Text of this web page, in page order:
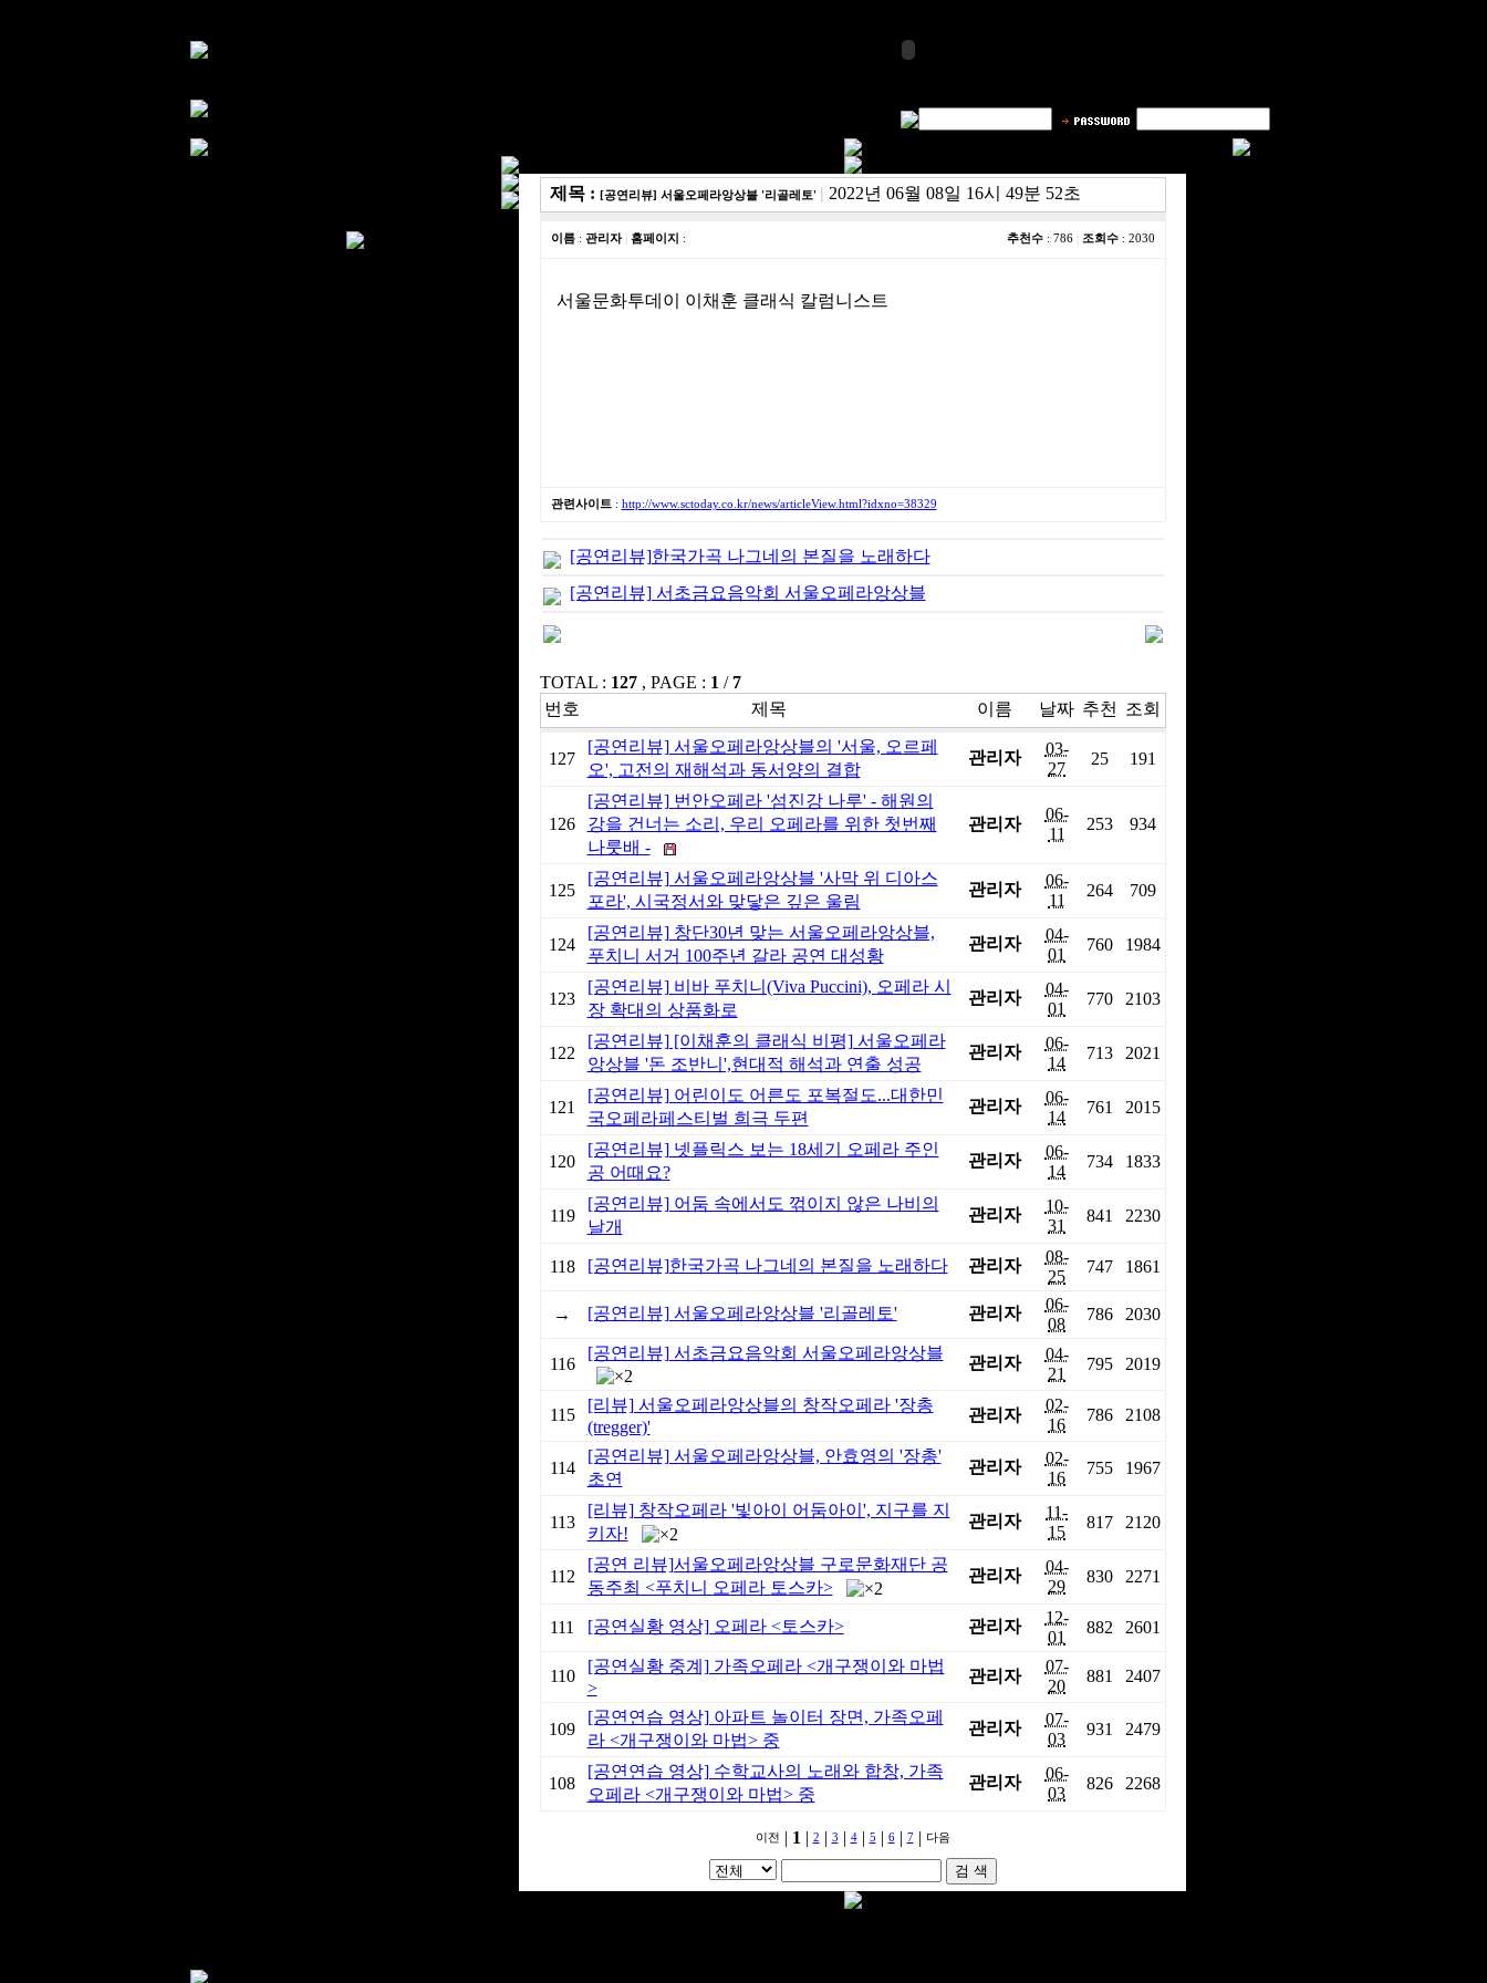
제목 : [공연리뷰] 서울오페라앙상블 '리골레토' | 2022년 06월 08일 16시 49분 52초
이름: 관리자 홈페이지 : 추천수: 786 조회수: 2030
서울문화투데이 이채훈 클래식 칼럼니스트
관련사이트 : http://www.sctoday.co.kr/news/articleView.html?idxno=38329
[공연리뷰]한국가곡 나그네의 본질을 노래하다
[공연리뷰] 서초금요음악회 서울오페라앙상블
TOTAL : 127, PAGE : 1 / 7
번호
제목 이름 날짜 추천 조회
127
[공연리뷰] 서울오페라앙상블의 '서울, 오르페
오', 고전의 재해석과 동서양의 결합
관리자
03-
27
25 191
126
[공연리뷰] 번안오페라 '섬진강 나루' - 해원의
강을 건너는 소리, 우리 오페라를 위한 첫번째
나룻배 -
관리자
06-
11
253 934
125
[공연리뷰] 서울오페라앙상블 '사막 위 디아스
포라', 시국정서와 맞닿은 깊은 울림
관리자
06-
11
264 709
124
[공연리뷰] 창단30년 맞는 서울오페라앙상블,
푸치니 서거 100주년 갈라 공연 대성황
관리자
04-
01
760 1984
123
[공연리뷰] 비바 푸치니(Viva Puccini), 오페라 시
장 확대의 상품화로
관리자
04-
01
770 2103
122
[공연리뷰] [이채훈의 클래식 비평] 서울오페라
앙상블 '돈 조반니',현대적 해석과 연출 성공
관리자
06-
14
713 2021
121
[공연리뷰] 어린이도 어른도 포복절도...대한민
국오페라페스티벌 희극 두편
관리자
06-
14
761 2015
120
[공연리뷰] 넷플릭스 보는 18세기 오페라 주인
공 어때요?
관리자
06-
14
734 1833
119
[공연리뷰] 어둠 속에서도 꺾이지 않은 나비의
날개
관리자
10-
31
841 2230
118 [공연리뷰]한국가곡 나그네의 본질을 노래하다 관리자
08-
25
747 1861
→ [공연리뷰] 서울오페라앙상블 '리골레토' 관리자
06-
08
786 2030
116
[공연리뷰] 서초금요음악회 서울오페라앙상블
관리자
04-
21
795 2019
115
[리뷰] 서울오페라앙상블의 창작오페라 '장총
(tregger)'
관리자
02-
16
786 2108
114
[공연리뷰] 서울오페라앙상블, 안효영의 '장총'
초연
관리자
02-
16
755 1967
113
[리뷰] 창작오페라 '빛아이 어둠아이', 지구를 지
키자!
관리자
11-
15
817 2120
112
[공연 리뷰]서울오페라앙상블 구로문화재단 공
동주최 <푸치니 오페라 토스카>
관리자
04-
29
830 2271
111 [공연실황 영상] 오페라 <토스카> 관리자
12-
01
882 2601
110
[공연실황 중계] 가족오페라 <개구쟁이와 마법
>
관리자
07-
20
881 2407
109
[공연연습 영상] 아파트 놀이터 장면, 가족오페
라 <개구쟁이와 마법> 중
관리자
07-
03
931 2479
108
[공연연습 영상] 수학교사의 노래와 합창, 가족
오페라 <개구쟁이와 마법> 중
관리자
06-
03
826 2268
이전 | 1 | 2 | 3 | 4 | 5 | 6 | 7 | 다음